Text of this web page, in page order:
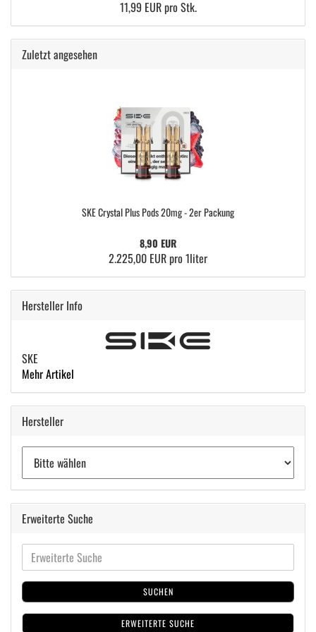
11,99 EUR pro Stk.
Zuletzt angesehen
SKE Crystal Plus Pods 20mg - 2er Packung
8,90 EUR
2.225,00 EUR pro 1liter
Hersteller Info
SKE
Mehr Artikel
Hersteller
Erweiterte Suche
SUCHEN
ERWEITERTE SUCHE